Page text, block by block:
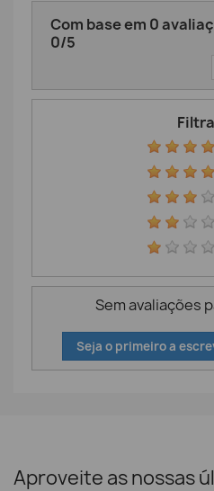
Com base em 0
0/5
Sem avaliações
Seja o primeiro a
Aproveite as nossas